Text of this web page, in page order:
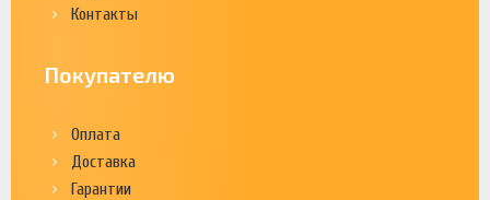
Контакты
Покупателю
Оплата
Доставка
Гарантии